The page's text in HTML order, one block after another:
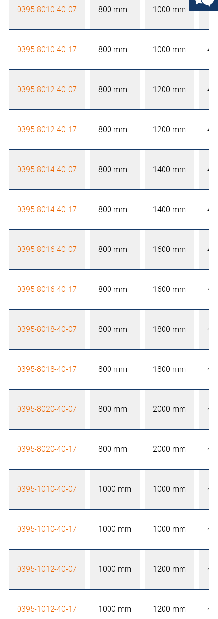
0395-8010-40-07 800 mm 1000 mm
0395-8010-40-17 800 mm 1000 mm
0395-8012-40-07 800 mm 1200 mm
0395-8012-40-17 800 mm 1200 mm
0395-8014-40-07 800 mm 1400 mm
0395-8014-40-17 800 mm 1400 mm
0395-8016-40-07 800 mm 1600 mm
0395-8016-40-17 800 mm 1600 mm
0395-8018-40-07 800 mm 1800 mm
0395-8018-40-17 800 mm 1800 mm
0395-8020-40-07 800 mm 2000 mm
0395-8020-40-17 800 mm 2000 mm
0395-1010-40-07 1000 mm 1000 mm
0395-1010-40-17 1000 mm 1000 mm
0395-1012-40-07 1000 mm 1200 mm
0395-1012-40-17 1000 mm 1200 mm